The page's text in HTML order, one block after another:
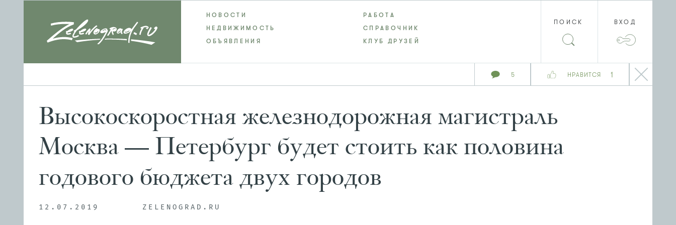
5 НРАВИТСЯ 1
НОВОСТИ
РАБОТА
НЕДВИЖИМОСТЬ
СПРАВОЧНИК
ОБЪЯВЛЕНИЯ
КЛУБ ДРУЗЕЙ
ПОИСК ВХОД
Высокоскоростная железнодорожная магистраль
Москва — Петербург будет стоить как половина
годового бюджета двух городов
12.07.2019 ZELENOGRAD.RU